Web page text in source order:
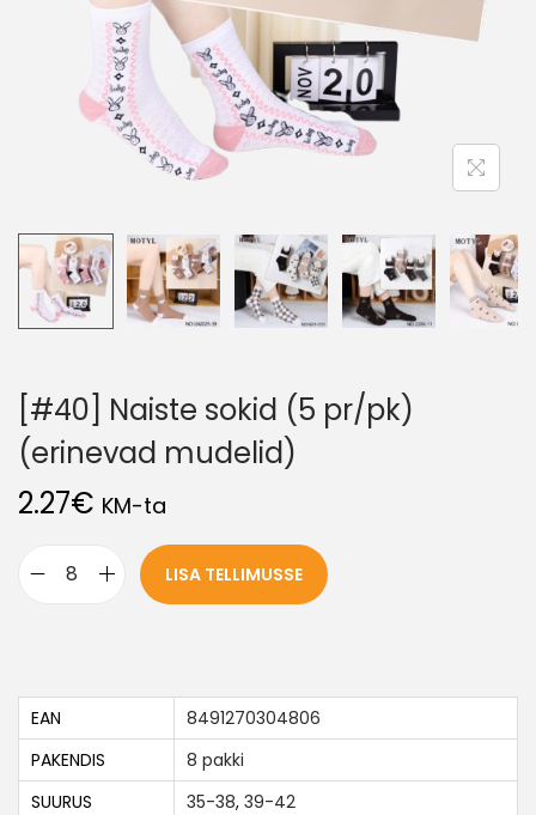
[#40] Naiste sokid (5 pr/pk)
(erinevad mudelid)
2.27€ KM-ta
LISA TELLIMUSSE
EAN
8491270304806
PAKENDIS
8 pakki
SUURUS
35-38, 39-42